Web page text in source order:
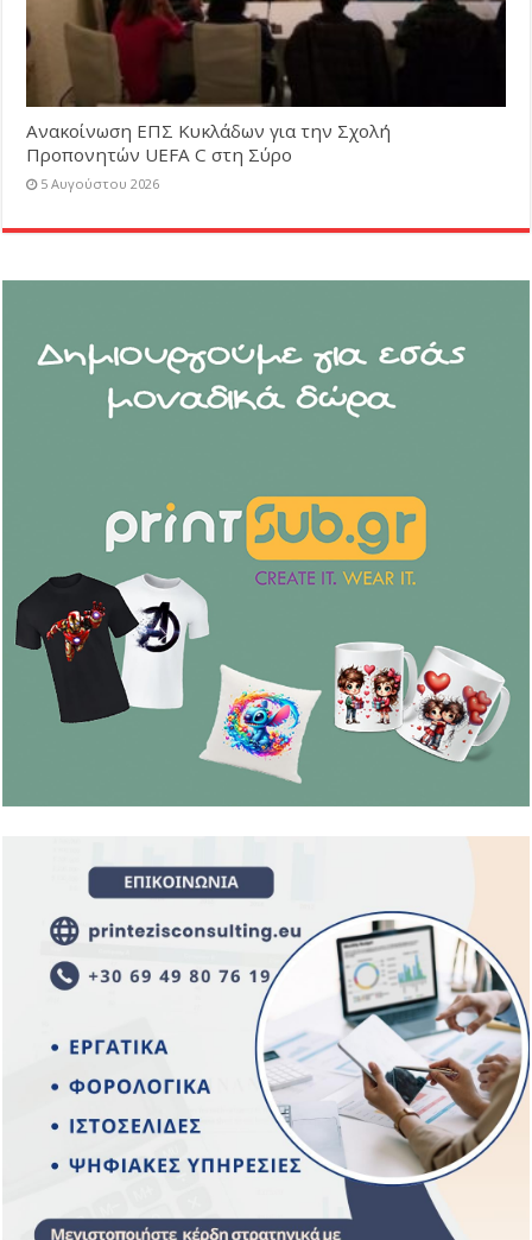
Ανακοίνωση ΕΠΣ Κυκλάδων για την Σχολή
Προπονητών UEFA C στη Σύρο
5 Αυγούστου 2026